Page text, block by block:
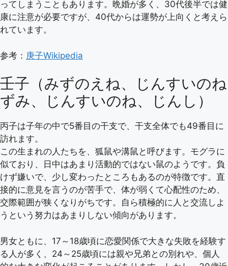
ってしまうこともあります。晩婚が多く、30代後半では健
康に注意が必要ですが、40代からは運勢が上向くと考えら
れています。
参考： 庚子Wikipedia
壬子（みずのえね、じんすいのね
ずみ、じんすいのね、じんし）
丙子は子年の中で5番目の干支で、干支全体でも49番目に
訪れます。
この生まれの人たちを、狐鼠や溝鼠と呼びます。モグラに
似ており、日中はあまり活動的ではない鼠のようです。負
けず嫌いで、少し変わったところもあるのが特徴です。直
接的に意見を言うのが苦手で、体が弱くて心配性のため、
交際範囲が狭くなりがちです。自ら積極的に人と交流しよ
うという努力はあまりしない傾向があります。
男女ともに、17～18歳頃に恋愛関係で大きな失敗を経験す
る人が多く、24～25歳頃には親や兄弟との別れや、個人